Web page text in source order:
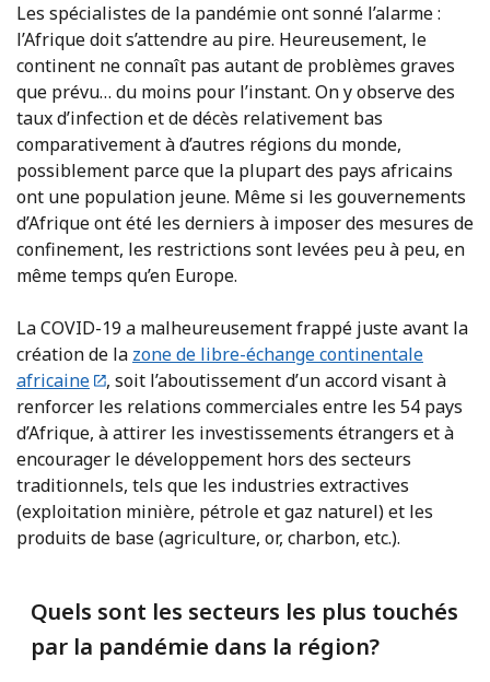
Les spécialistes de la pandémie ont sonné l’alarme :
l’Afrique doit s’attendre au pire. Heureusement, le
continent ne connaît pas autant de problèmes graves
que prévu… du moins pour l’instant. On y observe des
taux d’infection et de décès relativement bas
comparativement à d’autres régions du monde,
possiblement parce que la plupart des pays africains
ont une population jeune. Même si les gouvernements
d’Afrique ont été les derniers à imposer des mesures de
confinement, les restrictions sont levées peu à peu, en
même temps qu’en Europe.
La COVID-19 a malheureusement frappé juste avant la
création de la zone de libre-échange continentale
africaine
, soit l’aboutissement d’un accord visant à
renforcer les relations commerciales entre les 54 pays
d’Afrique, à attirer les investissements étrangers et à
encourager le développement hors des secteurs
traditionnels, tels que les industries extractives
(exploitation minière, pétrole et gaz naturel) et les
produits de base (agriculture, or, charbon, etc.).
Quels sont les secteurs les plus touchés
par la pandémie dans la région?